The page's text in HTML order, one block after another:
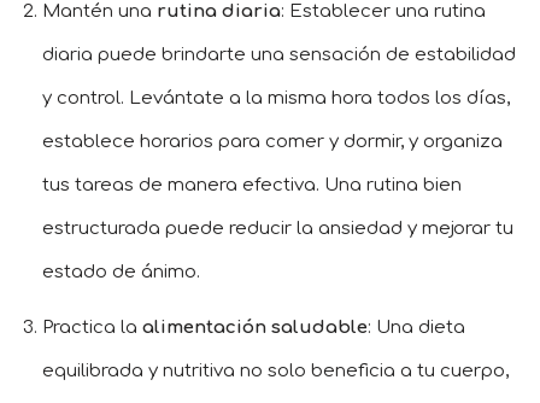
Mantén una rutina diaria: Establecer una rutina
diaria puede brindarte una sensación de estabilidad
y control. Levántate a la misma hora todos los días,
establece horarios para comer y dormir, y organiza
tus tareas de manera efectiva. Una rutina bien
estructurada puede reducir la ansiedad y mejorar tu
estado de ánimo.
Practica la alimentación saludable: Una dieta
equilibrada y nutritiva no solo beneficia a tu cuerpo,